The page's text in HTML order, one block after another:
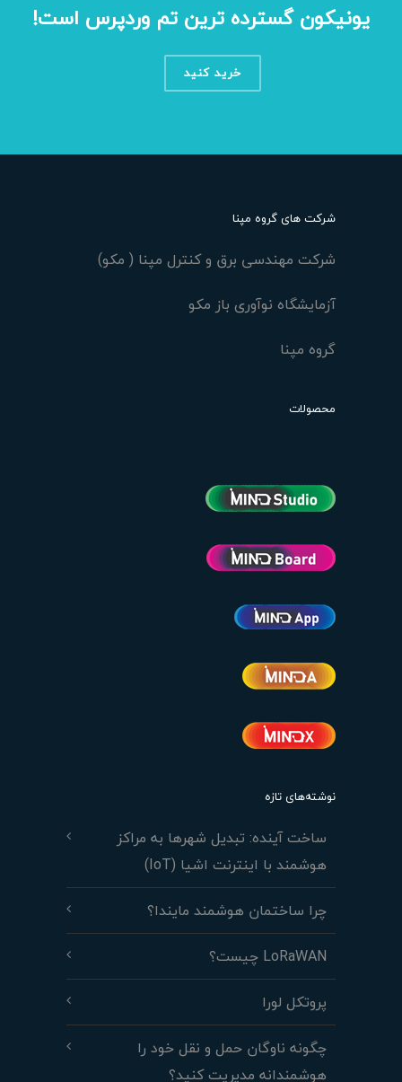
یونیکون گسترده ترین تم وردپرس است!
خرید کنید
شرکت های گروه مپنا
شرکت مهندسی برق و کنترل مپنا ( مکو)
آزمایشگاه نوآوری باز مکو
گروه مپنا
محصولات
نوشته‌های تازه
ساخت آینده: تبدیل شهرها به مراکز
هوشمند با اینترنت اشیا (IoT)
چرا ساختمان هوشمند مایندا؟
LoRaWAN چیست؟
پروتکل لورا
چگونه ناوگان حمل و نقل خود را
هوشمندانه مدیریت کنید؟